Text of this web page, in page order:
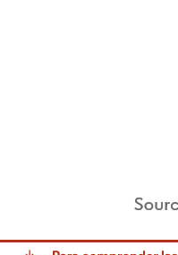
© Mordor Intelligence. El uso